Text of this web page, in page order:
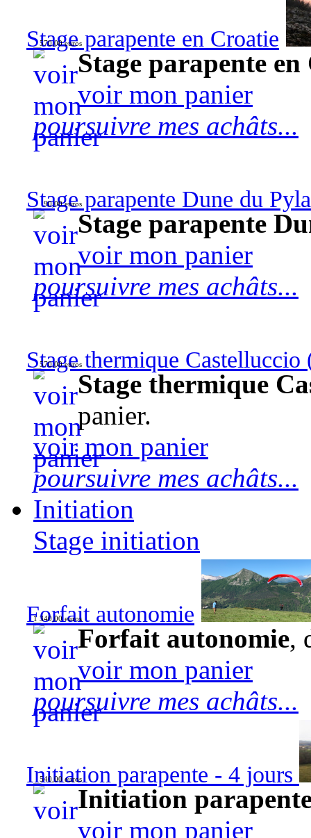
Stage parapente en Croatie
570,00 euros
Stage parapente
voir mon panier
poursuivre mes achâts...
Stage parapente Dune du
90,00 euros
Stage parapente
voir mon panier
poursuivre mes achâts...
Stage thermique Castelluccio
570,00 euros
Stage thermique
panier.
voir mon panier
poursuivre mes achâts...
Initiation
Stage initiation
Forfait autonomie
1 340,00 euros
Forfait autonomie,
voir mon panier
poursuivre mes achâts...
Initiation parapente - 4 jours
540,00 euros
Initiation
voir mon panier